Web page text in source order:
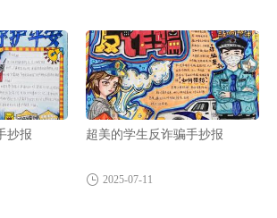
抄报 超美的学生反诈骗手抄报
2025-07-11